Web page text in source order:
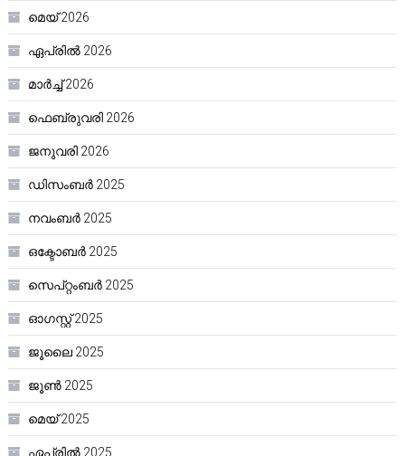
മെയ്‌ 2026
ഏപ്രിൽ 2026
മാർച്ച്‌ 2026
ഫെബ്രുവരി 2026
ജനുവരി 2026
ഡിസംബർ 2025
നവംബർ 2025
ഒക്ടോബർ 2025
സെപ്റ്റംബർ 2025
ഓഗസ്റ്റ്‌ 2025
ജൂലൈ 2025
ജൂൺ 2025
മെയ്‌ 2025
ഏപ്രിൽ 2025